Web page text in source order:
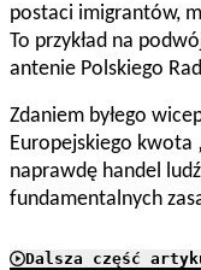
postaci imigrantów,
To przykład na
antenie Polskiego
Zdaniem byłego
Europejskiego kwota
naprawdę handel
fundamentalnych
Dalsza część